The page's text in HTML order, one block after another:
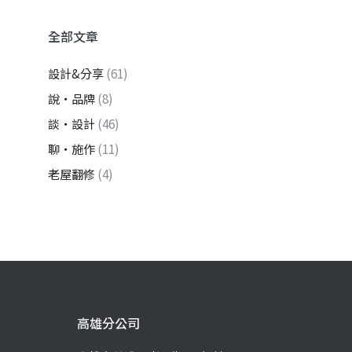
全部文章
設計&分享(61)
說・品牌(8)
談・設計(46)
聊・施作(11)
老屋翻修 (4)
高雄分公司